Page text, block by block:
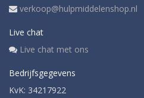
verkoop@hulpmiddelenshop.nl
Live chat
Live chat met ons
Bedrijfsgegevens
KvK: 34217922